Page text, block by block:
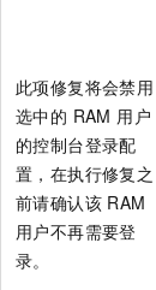
此项修复将会禁用
选中的 RAM 用户
的控制台登录配
置，在执行修复之
前请确认该 RAM
用户不再需要登
录。
AI Native 的算法工程平台，一站式完成建模、训练、推理服务部署
秒悟
云端极速 AI
模板小程序
定制小程序
APP 开发
建站系统